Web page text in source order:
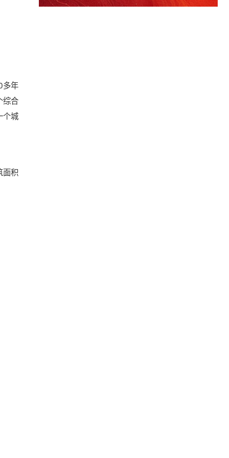
多年
综合
个城
面积